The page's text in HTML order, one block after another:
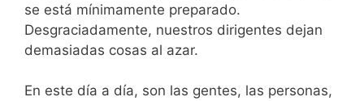
se está mínimamente preparado.
Desgraciadamente, nuestros dirigentes dejan
demasiadas cosas al azar.
En este día a día, son las gentes, las personas,